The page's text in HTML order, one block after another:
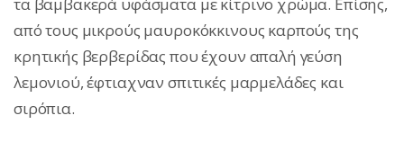
τα βαμβακερά υφάσματα με κίτρινο χρώμα. Επίσης,
από τους μικρούς μαυροκόκκινους καρπούς της
κρητικής βερβερίδας που έχουν απαλή γεύση
λεμονιού, έφτιαχναν σπιτικές μαρμελάδες και
σιρόπια.